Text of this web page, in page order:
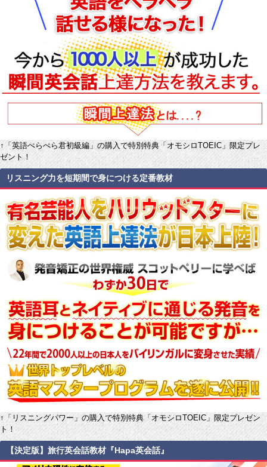
↑「英語ぺらぺら君初級編」の購入で特別特典「オモシロTOEIC」限定プレ
ゼント！
リスニング力を短期間で身につける定番教材
↑「リスニングパワー」の購入で特別特典「オモシロTOEIC」限定プレゼン
ト！
【決定版】旅行英会話教材『Hapa英会話』